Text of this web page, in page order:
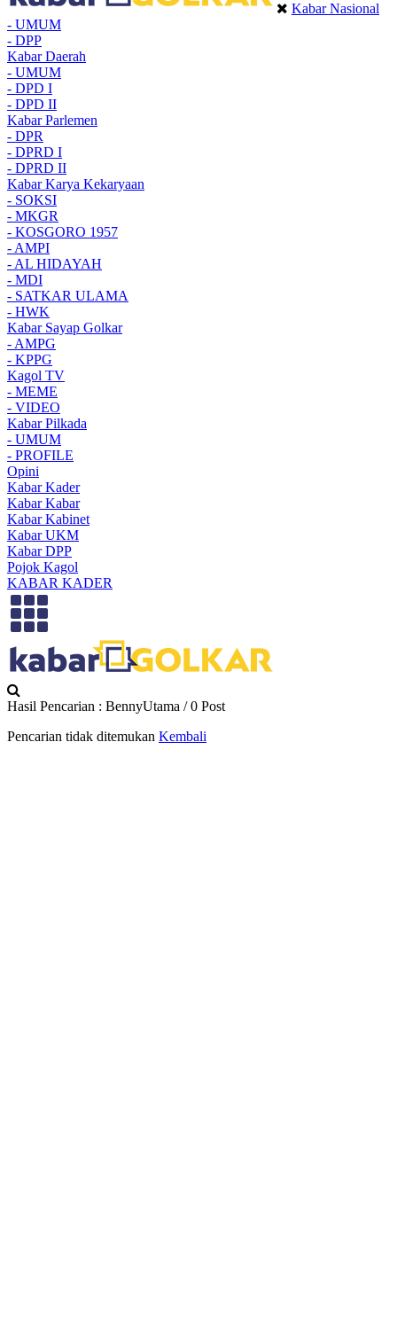
Kabar Nasional
- UMUM
- DPP
Kabar Daerah
- UMUM
- DPD I
- DPD II
Kabar Parlemen
- DPR
- DPRD I
- DPRD II
Kabar Karya Kekaryaan
- SOKSI
- MKGR
- KOSGORO 1957
- AMPI
- AL HIDAYAH
- MDI
- SATKAR ULAMA
- HWK
Kabar Sayap Golkar
- AMPG
- KPPG
Kagol TV
- MEME
- VIDEO
Kabar Pilkada
- UMUM
- PROFILE
Opini
Kabar Kader
Kabar Kabar
Kabar Kabinet
Kabar UKM
Kabar DPP
Pojok Kagol
KABAR KADER
Hasil Pencarian : BennyUtama / 0 Post
Pencarian tidak ditemukan Kembali